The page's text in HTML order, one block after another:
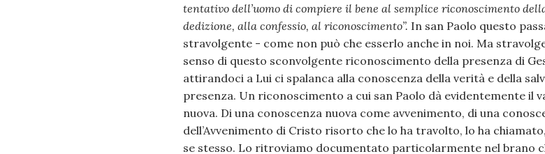
tentativo dell’uomo di compiere il bene al semplice riconoscimento
dedizione, alla confessio, al riconoscimento”. In san Paolo questo
stravolgente - come non può che esserlo anche in noi. Ma
senso di questo sconvolgente riconoscimento della presenza di
attirandoci a Lui ci spalanca alla conoscenza della verità e della
presenza. Un riconoscimento a cui san Paolo dà evidentemente il
nuova. Di una conoscenza nuova come avvenimento, di una
dell’Avvenimento di Cristo risorto che lo ha travolto, lo ha
se stesso. Lo ritroviamo documentato particolarmente nel brano